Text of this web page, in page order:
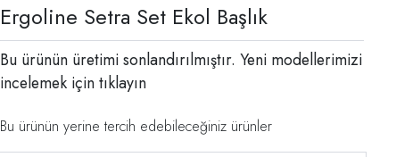
Ergoline Setra Set Ekol Başlık
Bu ürünün üretimi sonlandırılmıştır. Yeni modellerimizi
incelemek içintıklayın
Bu ürünün yerine tercih edebileceğiniz ürünler